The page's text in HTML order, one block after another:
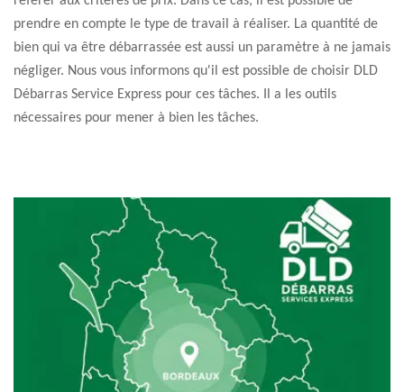
prendre en compte le type de travail à réaliser. La quantité de
bien qui va être débarrassée est aussi un paramètre à ne jamais
négliger. Nous vous informons qu'il est possible de choisir DLD
Débarras Service Express pour ces tâches. Il a les outils
nécessaires pour mener à bien les tâches.